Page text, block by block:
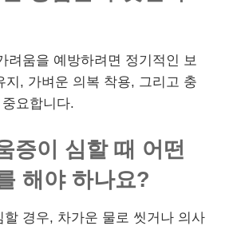
려움을 예방하려면 정기적인 보
지, 가벼운 의복 착용, 그리고 충
요합니다.
증이 심할 때 어떤
해야 하나요?
할 경우, 차가운 물로 씻거나 의사